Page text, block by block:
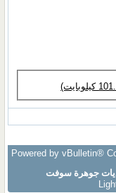
Powered by vBulletin®